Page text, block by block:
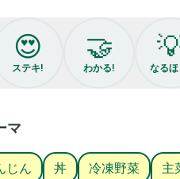
おかわり！」と
さ😊
てね✨
┈┈┈┈┈┈┈┈
😍
ステキ!
🤝
わかる! なる
マ
じん 丼 冷凍野菜 主